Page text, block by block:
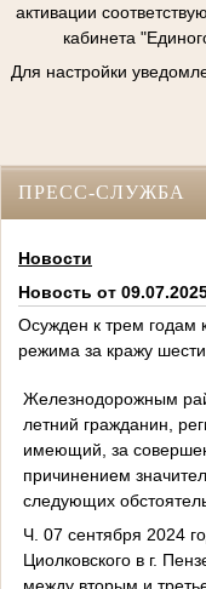
активации
кабинета
Для настройки
ПРЕСС-СЛУЖБА
Новости
Новость от
Осужден к трем годам
режима за кражу
Железнодорожным
летний гражданин,
имеющий, за
причинением
следующих
Ч. 07 сентября 2024
Циолковского в г.
между вторым и